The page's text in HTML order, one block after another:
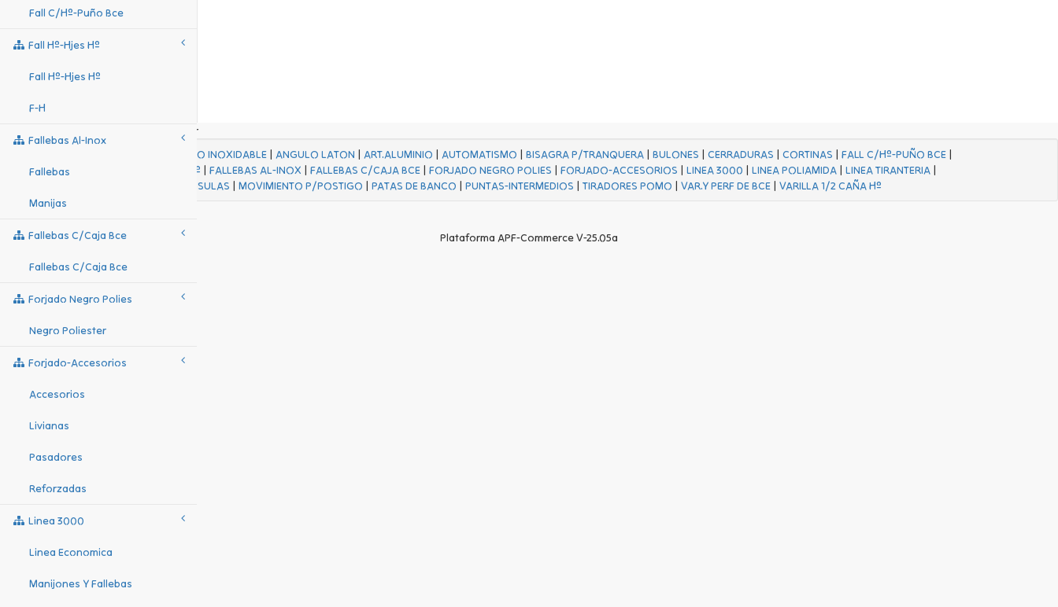
Fall C/hº-Puño Bce
Fall Hº-Hjes Hº
Fall Hº-Hjes Hº
F-H
Fallebas Al-Inox
Fallebas
Manijas
Fallebas C/caja Bce
Fallebas C/caja Bce
Forjado Negro Polies
Negro Poliester
Forjado-Accesorios
Accesorios
Livianas
Pasadores
Reforzadas
Linea 3000
Linea Economica
Manijones Y Fallebas
ACERO INOXIDABLE| ANGULO LATON | ART.ALUMINIO | AUTOMATISMO | BISAGRA P/TRANQUERA| BULONES | CERRADURAS | CORTINAS | FALL C/Hº-PUÑO BCE|
FALL Hº-HJES Hº |FALLEBAS AL-INOX |FALLEBAS C/CAJA BCE |FORJADO NEGRO POLIES |FORJADO-ACCESORIOS |LINEA 3000 |LINEA POLIAMIDA |LINEA TIRANTERIA |
MENSULAS | MOVIMIENTO P/POSTIGO | PATAS DE BANCO | PUNTAS-INTERMEDIOS | TIRADORES POMO | VAR.Y PERF DE BCE| VARILLA 1/2 CAÑA Hº
Plataforma APF-Commerce V-25.05a